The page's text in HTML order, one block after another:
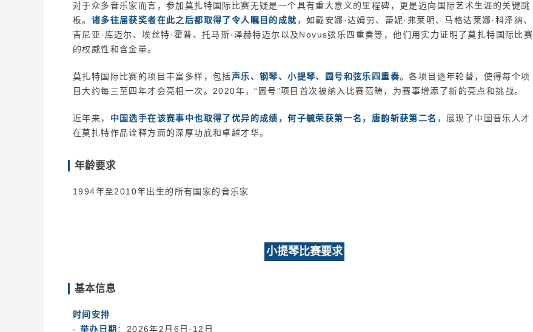
对于众多音乐家而言，参加莫扎特国际比赛无疑是一个具有重大意义的里程碑，更是迈向国际艺术生涯的关键跳
板。 诸多往届获奖者在此之后都取得了令人瞩目的成就 ，如戴安娜·达姆劳、蕾妮·弗莱明、马格达莱娜·科泽纳、
吉尼亚·库迈尔、埃丝特·霍普、托马斯·泽赫特迈尔以及Novus弦乐四重奏等，他们用实力证明了莫扎特国际比赛
的权威性和含金量。
莫扎特国际比赛的项目丰富多样，包括声乐、钢琴、小提琴、圆号和弦乐四重奏。各项目逐年轮替，使得每个项
目大约每三至四年才会亮相一次。2020年，“圆号”项目首次被纳入比赛范畴，为赛事增添了新的亮点和挑战。
近年来， 中国选手在该赛事中也取得了优异的成绩，何子毓荣获第一名，唐韵斩获第二名 ，展现了中国音乐人才
在莫扎特作品诠释方面的深厚功底和卓越才华。
年龄要求
1994年至2010年出生的所有国家的音乐家
小提琴比赛要求
基本信息
时间安排
- 举办日期 ：2026年2月6日-12日